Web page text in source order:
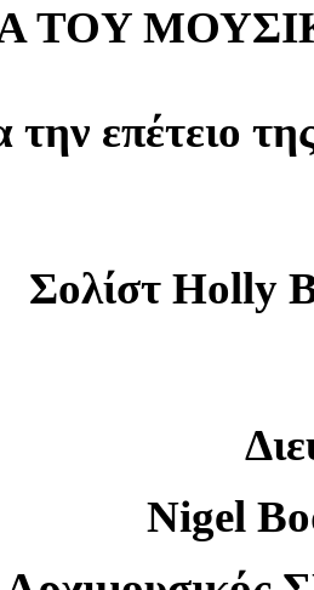
TOY
την επέτειο
Σολίστ Holly
Nigel